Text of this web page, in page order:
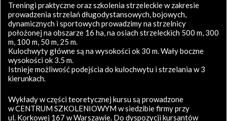
Treningi praktyczne oraz szkolenia strzeleckie w zakresie
prowadzenia strzelań długodystansowych, bojowych,
dynamicznych i sportowych prowadzimy na strzelnicy
położonej na obszarze 16 ha, na osiach strzeleckich 500 m, 300
m, 100 m, 50 m, 25 m.
Kulochwyty główne są na wysokości ok 30 m. Wały boczne
wysokości ok 3.5 m.
Istnieje możliwość podejścia do kulochwytu i strzelania w 3
kierunkach.
Wykłady w części teoretycznej kursu są prowadzone
w CENTRUM SZKOLENIOWYM w siedzibie firmy przy
ul. Korkowej 167 w Warszawie. Do dyspozycji kursantów